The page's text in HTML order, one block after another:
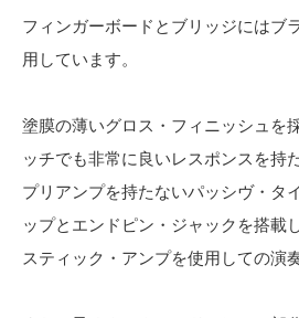
フィンガーボードとブリッジにはブ
用しています。
塗膜の薄いグロス・フィニッシュを
ッチでも非常に良いレスポンスを持
プリアンプを持たないパッシヴ・タ
ップとエンドピン・ジャックを搭載
スティック・アンプを使用しての演